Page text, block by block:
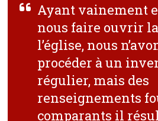
Ayant vainement
nous faire ouvrir
l’église, nous
procéder à un
régulier, mais des
renseignements
comparants il